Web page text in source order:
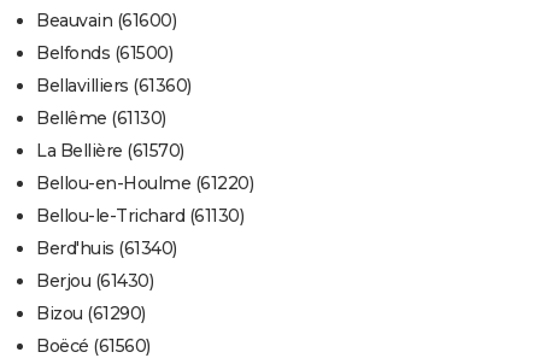
Beauvain (61600)
Belfonds (61500)
Bellavilliers (61360)
Bellême (61130)
La Bellière (61570)
Bellou-en-Houlme (61220)
Bellou-le-Trichard (61130)
Berd'huis (61340)
Berjou (61430)
Bizou (61290)
Boëcé (61560)